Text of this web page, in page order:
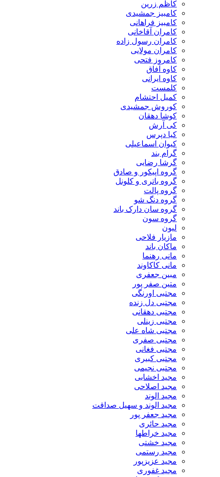
کاظم زرین
کامبیز جمشیدی
کامبیز فراهانی
کامران آقاخانی
کامران رسول زاده
کامران مولایی
کامروز فتحی
کاوه آفاق
کاوه ایرانی
کلمست
کمیل احتشام
کوروش جمشیدی
کوشا دهقان
کی آرش
کیا دپرس
کیوان اسماعیلی
گرام بند
گرشا رضایی
گروه اپیکور و صادق
گروه باتری و کلونل
گروه پالت
گروه دنگ شو
گروه سان دارک باند
گروه سون
لیون
مازیار فلاحی
ماکان باند
مانی رهنما
مانی کاکاوند
مبین جعفری
متین صفر پور
مجتبی اورنگی
مجتبی دل زنده
مجتبی دهقانی
مجتبی زینلی
مجتبی شاه علی
مجتبی صفری
مجتبی فغانی
مجتبی کبیری
مجتبی نجیمی
مجید اخشابی
مجید اصلاحی
مجید الوند‎
مجید الوند و سهیل صداقت
مجید جعفر پور
مجید حائری
مجید خراطها
مجید خشتی
مجید رستمی
مجید عزیزپور
مجید غفوری